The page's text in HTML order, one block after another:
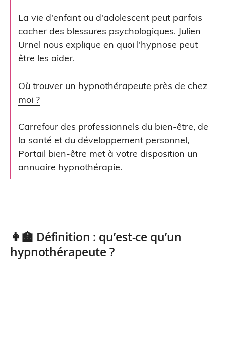
La vie d'enfant ou d'adolescent peut parfois
cacher des blessures psychologiques. Julien
Urnel nous explique en quoi l'hypnose peut
être les aider.
Où trouver un hypnothérapeute près de chez
moi ?
Carrefour des professionnels du bien-être, de
la santé et du développement personnel,
Portail bien-être met à votre disposition un
annuaire hypnothérapie.
👩‍🏫 Définition : qu’est-ce qu’un
hypnothérapeute ?